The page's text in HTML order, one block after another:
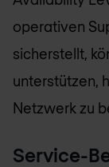
operativen
sicherstellt,
unterstützen,
Netzwerk zu
Service-